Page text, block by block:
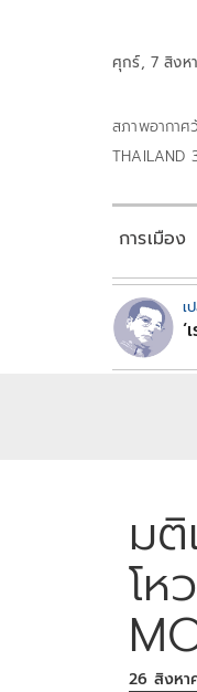
ศุกร์, 7 สิงห
สภาพอากาศ
THAILAND
การเมือง
เ
‘
ม
โ
26 สิงหา